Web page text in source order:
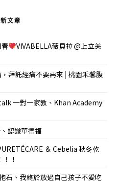
文章
VIVABELLA薇貝拉 @上立美
拜託經痛不要再來 | 桃園禾馨腹
一對一家教、Khan Academy
認識華德福
＆ Cebelia 秋冬乾
！
石、我終於放過自己孩子不愛吃